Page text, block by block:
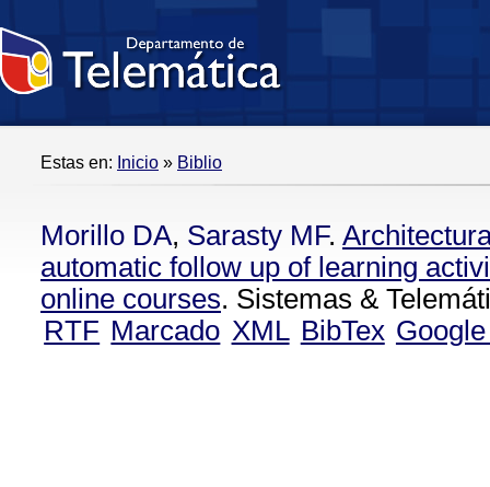
Estas en: Inicio » Biblio
Morillo DA, Sarasty MF.
automatic follow up of learning
online courses. Sistemas &
RTF Marcado XML BibTex